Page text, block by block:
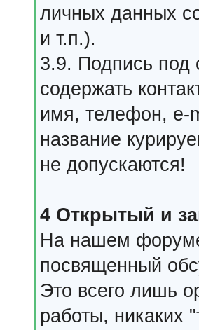
личных данных
и т.п.).
3.9. Подпись
содержать
имя, телефон, e-
название
не допускаются!
4 Открытый и
На нашем
посвященный
Это всего лишь
работы, никаких